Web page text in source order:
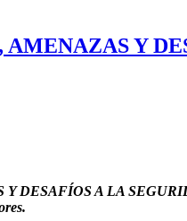
AMENAZAS Y
DESAFÍOS A LA